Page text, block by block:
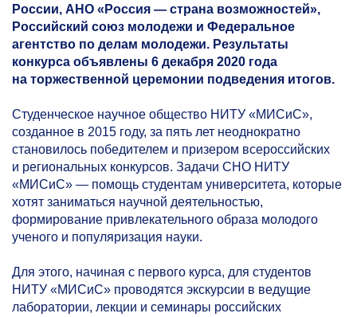
России, АНО «Россия — страна возможностей»,
Российский союз молодежи и Федеральное
агентство по делам молодежи. Результаты
конкурса объявлены 6 декабря 2020 года
на торжественной церемонии подведения итогов.
Студенческое научное общество НИТУ «МИСиС»,
созданное в 2015 году, за пять лет неоднократно
становилось победителем и призером всероссийских
и региональных конкурсов. Задачи СНО НИТУ
«МИСиС» — помощь студентам университета, которые
хотят заниматься научной деятельностью,
формирование привлекательного образа молодого
ученого и популяризация науки.
Для этого, начиная с первого курса, для студентов
НИТУ «МИСиС» проводятся экскурсии в ведущие
лаборатории, лекции и семинары российских